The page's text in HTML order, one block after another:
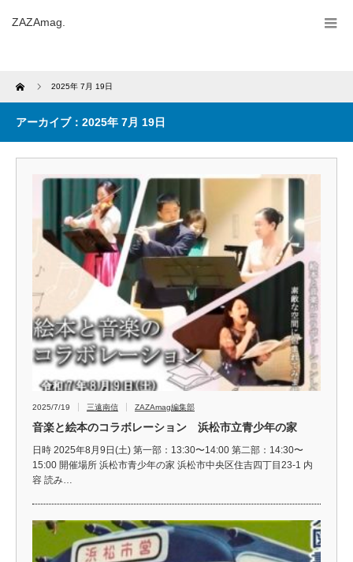
ZAZAmag.
Home 2025年 7月 19日
アーカイブ：2025年 7月 19日
2025/7/19 三遠南信 ZAZAmag編集部
音楽と絵本のコラボレーション 浜松市立青少年の家
日時 2025年8月9日(土) 第一部：13:30〜14:00 第二部：14:30〜
15:00 開催場所 浜松市青少年の家 浜松市中央区住吉四丁目23-1 内
容 読み…